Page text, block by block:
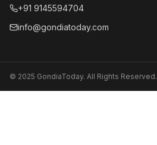
+91 9145594704
info@gondiatoday.com
© 2025 GondiaToday. All Rights Reserved.